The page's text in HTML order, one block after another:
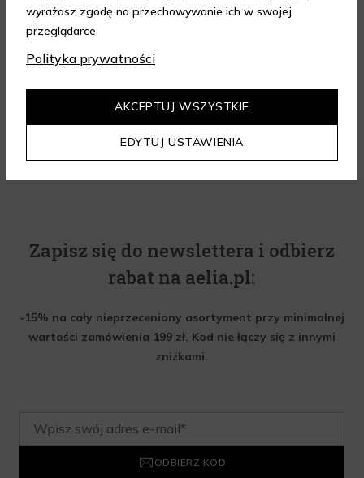
Wybór odpowiedniego kremu do twarzy to kluczowy krok w
codziennej pielęgnacji skóry, który może znacząco wpłynąć na
oraz wiedzieć, jak dopasować je do potrzeb własnej skóry.
Czytaj dalej
ZOBACZ WIĘCEJ
Zapisz się do newslettera i odbierz
rabat na aelia.pl:
-15% na cały nieprzeceniony asortyment przy minimalnej
wartości zamówienia 199 zł. Kod nie łączy się z innymi
zniżkami.
ODBIERZ KOD
wyrażasz zgodę na przechowywanie ich w swojej
przeglądarce.
Polityka prywatności
EDYTUJ USTAWIENIA
AKCEPTUJ WSZYSTKIE